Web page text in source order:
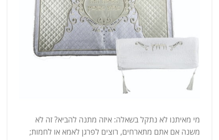
מי מאיתנו לא נתקל בשאלה: איזה מתנה להביא? זה לא
משנה אם אתם מתארחים, רוצים לפרגן לאמא או לחמות;